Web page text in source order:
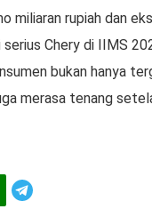
miliaran rupiah dan
serius Chery di IIMS
bukan hanya
merasa tenang